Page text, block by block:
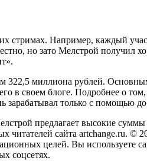
стримах. Например, каждый
но зато Мелстрой получил
322,5 миллиона рублей.
в своем блоге. Подробнее о
зарабатывал только с помощью
предлагает высокие
читателей сайта artchange.ru.
целей. Вы используете
соцсетях.